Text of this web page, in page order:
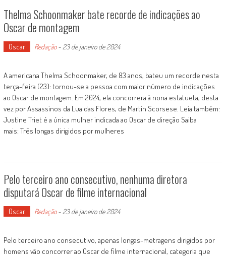
Thelma Schoonmaker bate recorde de indicações ao
Oscar de montagem
Oscar Redação- 23 de janeiro de 2024
A americana Thelma Schoonmaker, de 83 anos, bateu um recorde nesta
terça-feira (23): tornou-se a pessoa com maior número de indicações
ao Oscar de montagem. Em 2024, ela concorrera à nona estatueta, desta
vez por Assassinos da Lua das Flores, de Martin Scorsese. Leia também:
Justine Triet é a única mulher indicada ao Oscar de direção Saiba
mais: Três longas dirigidos por mulheres
Pelo terceiro ano consecutivo, nenhuma diretora
disputará Oscar de filme internacional
Oscar Redação- 23 de janeiro de 2024
Pelo terceiro ano consecutivo, apenas longas-metragens dirigidos por
homens vão concorrer ao Oscar de filme internacional, categoria que